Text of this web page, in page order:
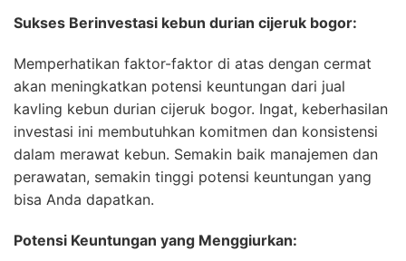
Sukses Berinvestasi kebun durian cijeruk bogor:
Memperhatikan faktor-faktor di atas dengan cermat
akan meningkatkan potensi keuntungan dari jual
kavling kebun durian cijeruk bogor. Ingat, keberhasilan
investasi ini membutuhkan komitmen dan konsistensi
dalam merawat kebun. Semakin baik manajemen dan
perawatan, semakin tinggi potensi keuntungan yang
bisa Anda dapatkan.
Potensi Keuntungan yang Menggiurkan: